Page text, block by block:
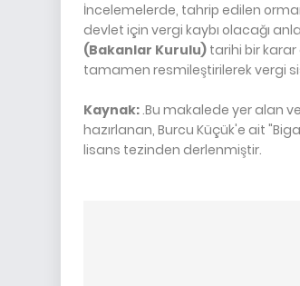
İncelemelerde, tahrip edilen
devlet için vergi kaybı olacağı
(Bakanlar Kurulu) tarihi bir karar
tamamen resmileştirilerek vergi
Kaynak:.Bu makalede yer alan
hazırlanan, Burcu Küçük'e ait
lisans tezinden derlenmiştir.